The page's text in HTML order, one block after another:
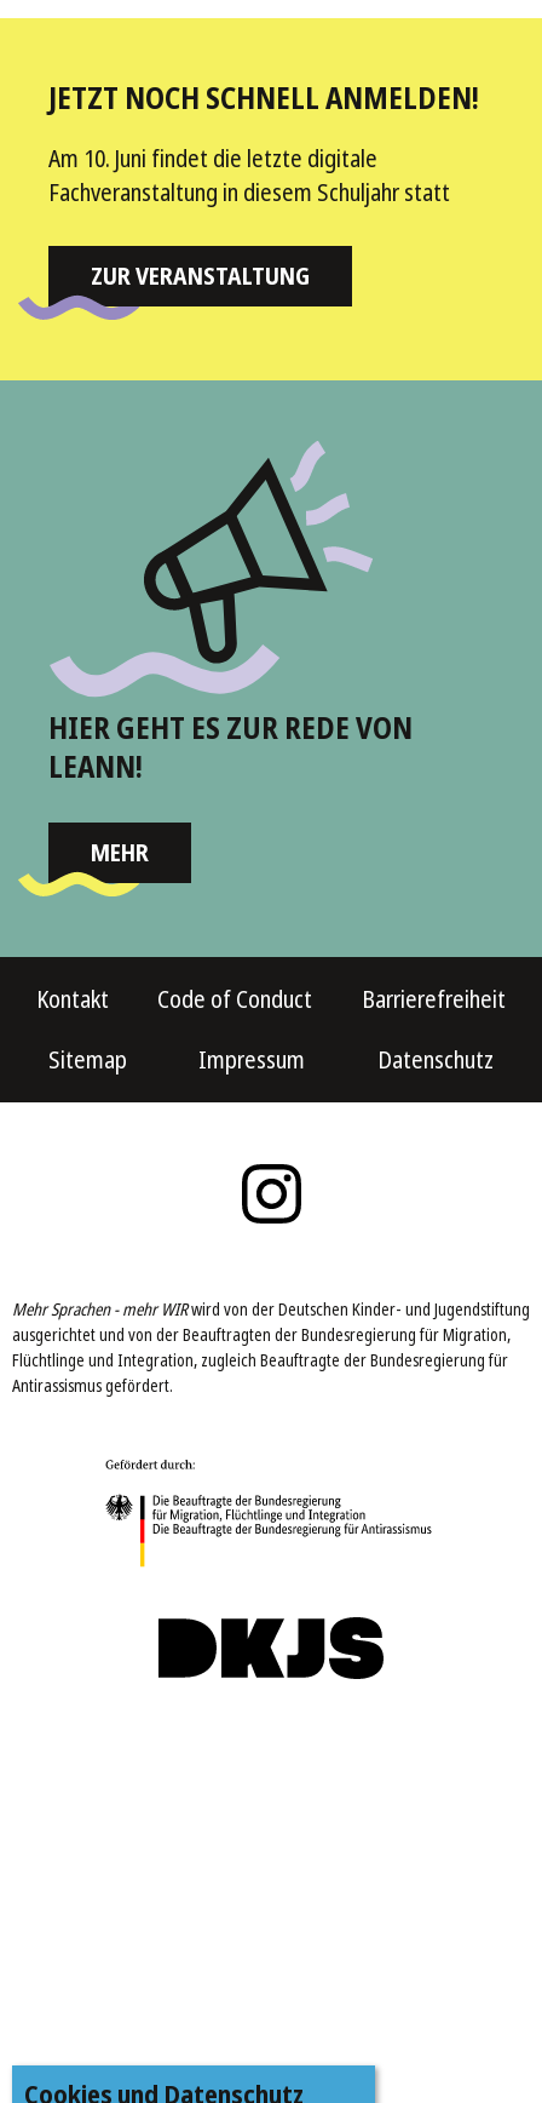
JETZT NOCH SCHNELL ANMELDEN!
Am 10. Juni findet die letzte digitale
Fachveranstaltung in diesem Schuljahr statt
ZUR VERANSTALTUNG
HIER GEHT ES ZUR REDE VON
LEANN!
MEHR
Kontakt Code of Conduct
Barrierefreiheit
Sitemap
Impressum Datenschutz
Mehr Sprachen - mehr WIRwird von der Deutschen Kinder- und Jugendstiftung
ausgerichtet und von der Beauftragten der Bundesregierung für Migration,
Flüchtlinge und Integration, zugleich Beauftragte der Bundesregierung für
Antirassismus gefördert.
Cookies und Datenschutz